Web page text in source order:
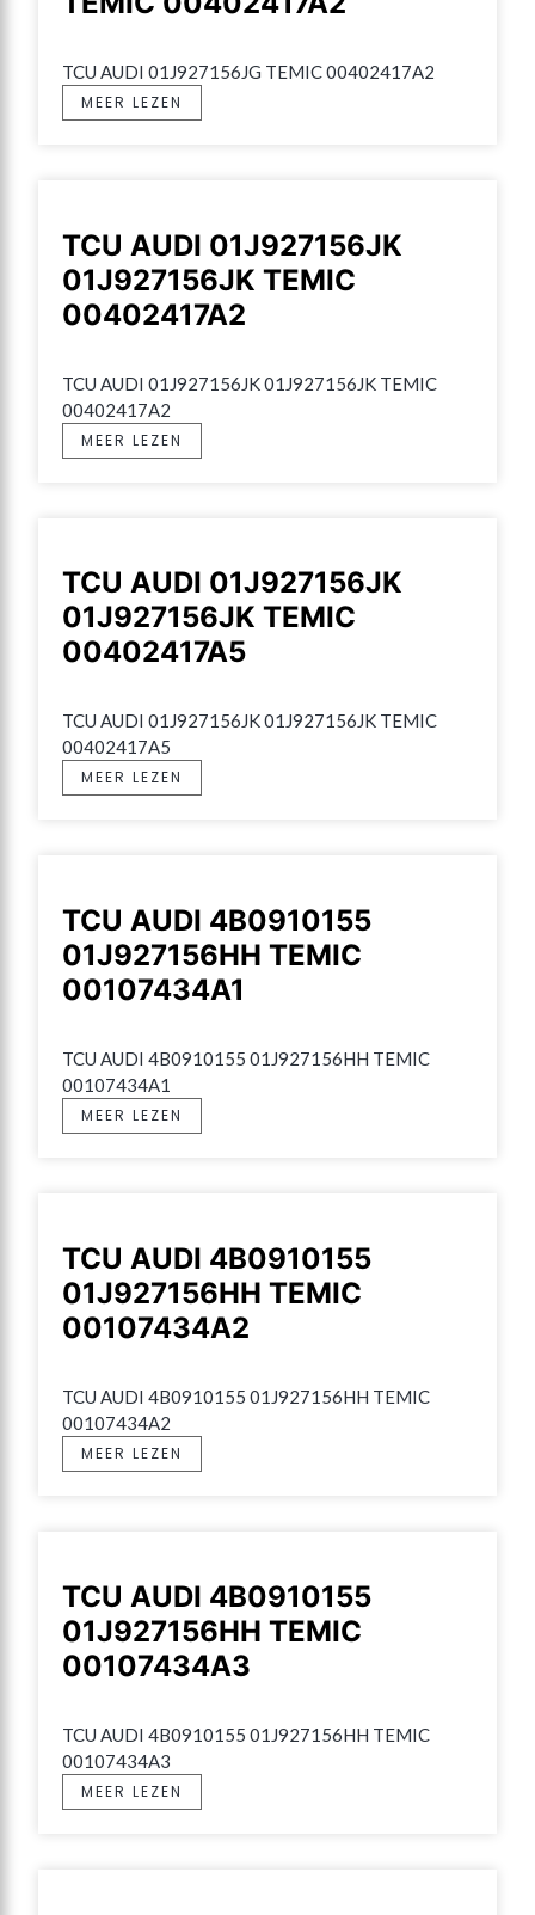
TCU AUDI 01J927156JG TEMIC 00402417A2
MEER LEZEN
TCU AUDI 01J927156JK
01J927156JK TEMIC
00402417A2
TCU AUDI 01J927156JK 01J927156JK TEMIC
00402417A2
MEER LEZEN
TCU AUDI 01J927156JK
01J927156JK TEMIC
00402417A5
TCU AUDI 01J927156JK 01J927156JK TEMIC
00402417A5
MEER LEZEN
TCU AUDI 4B0910155
01J927156HH TEMIC
00107434A1
TCU AUDI 4B0910155 01J927156HH TEMIC
00107434A1
MEER LEZEN
TCU AUDI 4B0910155
01J927156HH TEMIC
00107434A2
TCU AUDI 4B0910155 01J927156HH TEMIC
00107434A2
MEER LEZEN
TCU AUDI 4B0910155
01J927156HH TEMIC
00107434A3
TCU AUDI 4B0910155 01J927156HH TEMIC
00107434A3
MEER LEZEN